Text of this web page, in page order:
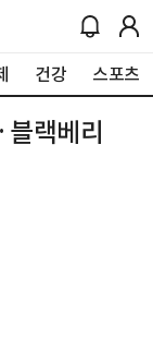
건강 스포츠
랙베리